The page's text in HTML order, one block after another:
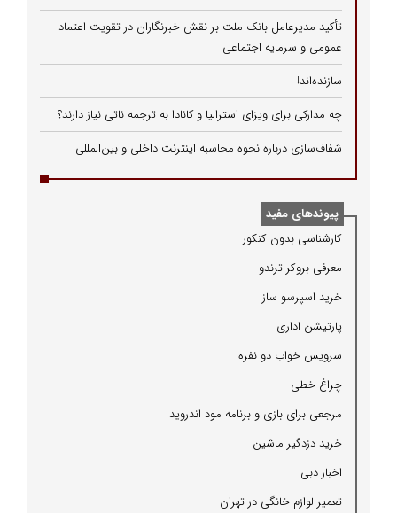
تأکید مدیرعامل بانک ملت بر نقش خبرنگاران در تقویت اعتماد
عمومی و سرمایه اجتماعی
سازنده‌اند!
چه مدارکی برای ویزای استرالیا و کانادا به ترجمه ناتی نیاز دارند؟
شفاف‌سازی درباره نحوه محاسبه اینترنت داخلی و بین‌المللی
پیوندهای مفید
كارشناسی بدون كنكور
معرفی بروكر ترندو
خرید اسپرسو ساز
پارتیشن اداری
سرویس خواب دو نفره
چراغ خطی
مرجعی برای بازی و برنامه مود اندروید
خرید دزدگیر ماشین
اخبار دبی
تعمیر لوازم خانگی در تهران